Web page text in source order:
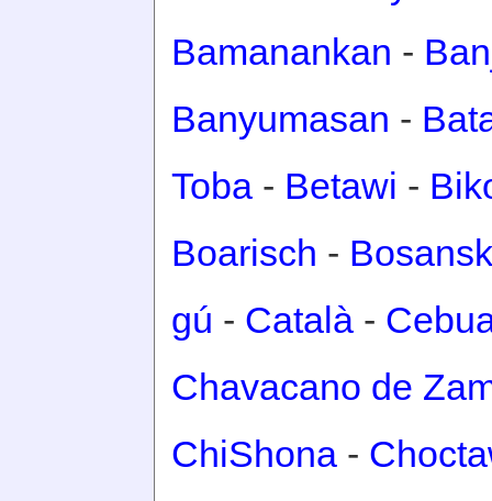
Bamanankan -
Banyumasan -
Toba - Betawi -
Boarisch -
gú - Català -
Chavacano de
ChiShona -